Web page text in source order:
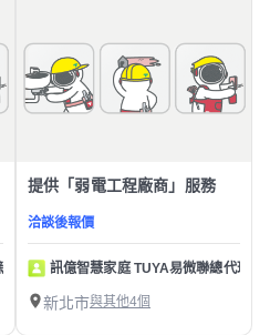
/裝潢
提供「弱電工程廠商」服務
洽談後報價
訊億智慧家庭 TUYA易微聯總代理
新北市與其他4個